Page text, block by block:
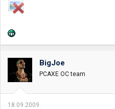
BigJoe
PCAXE OC team
18.09.2009.